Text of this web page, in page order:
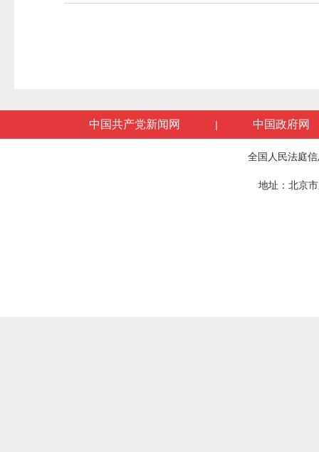
中国共产党新闻网 | 中国政府网
全国人民法庭
地址：北京